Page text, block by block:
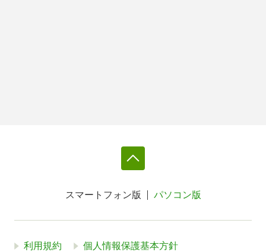
スマートフォン版 パソコン版
利用規約 個人情報保護基本方針